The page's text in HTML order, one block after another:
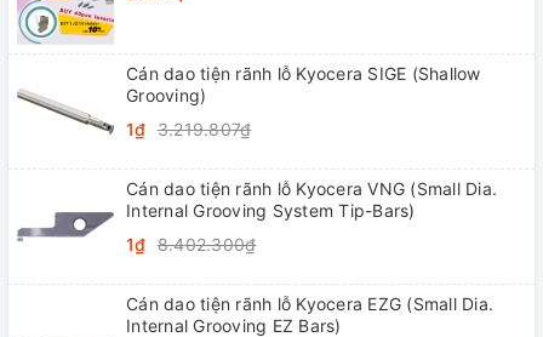
Cán dao tiện rãnh lỗ Kyocera SIGE (Shallow
Grooving)
1₫ 3.219.807₫
Cán dao tiện rãnh lỗ Kyocera VNG (Small Dia.
Internal Grooving System Tip-Bars)
1₫ 8.402.300₫
Cán dao tiện rãnh lỗ Kyocera EZG (Small Dia.
Internal Grooving EZ Bars)